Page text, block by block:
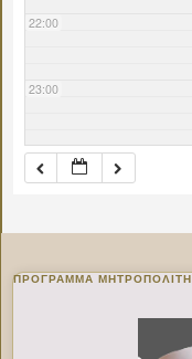
22:00
23:00
ΠΡΌΓΡΑΜΜΑ ΜΗΤΡΟΠΟΛΊΤΗ